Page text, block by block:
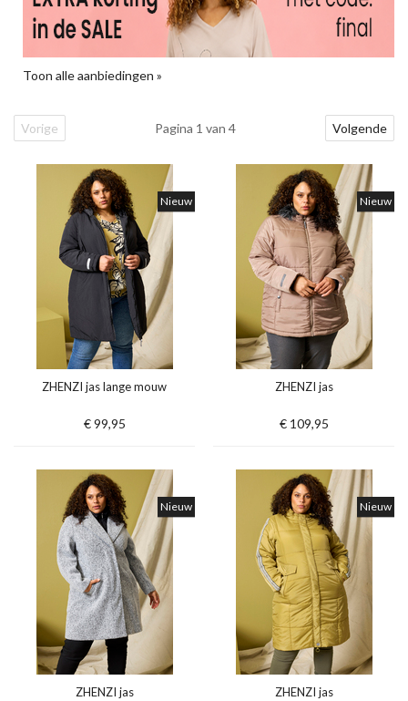
Toon alle aanbiedingen »
Vorige Pagina 1 van 4 Volgende
Nieuw
ZHENZI jas lange mouw
€ 99,95
Nieuw
ZHENZI jas
€ 109,95
Nieuw
ZHENZI jas
Nieuw
ZHENZI jas